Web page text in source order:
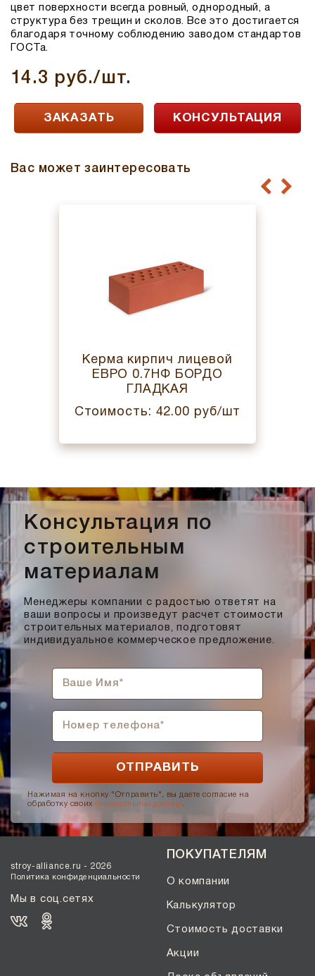
цвет поверхности всегда ровный, однородный, а
структура без трещин и сколов. Все это достигается
благодаря точному соблюдению заводом стандартов
ГОСТа.
14.3 руб./шт.
ЗАКАЗАТЬ КОНСУЛЬТАЦИЯ
Вас может заинтересовать
Керма кирпич лицевой
ЕВРО 0.7НФ БОРДО
ГЛАДКАЯ
Стоимость: 42.00 руб/шт
Консультация по
строительным
материалам
Менеджеры компании с радостью ответят на
ваши вопросы и произведут расчет стоимости
строительных материалов, подготовят
индивидуальное коммерческое предложение.
Нажимая на кнопку "Отправить", вы даете согласие на
обработку своих персональных данных .
stroy-alliance.ru - 2026
Политика конфиденциальности
Мы в соц.сетях
ПОКУПАТЕЛЯМ
О компании
Калькулятор
Стоимость доставки
Акции